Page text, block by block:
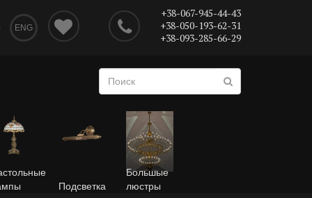
ENG
+38-067-945-44-43
+38-050-193-62-31
+38-093-285-66-29
Подсветка
Большые
люстры